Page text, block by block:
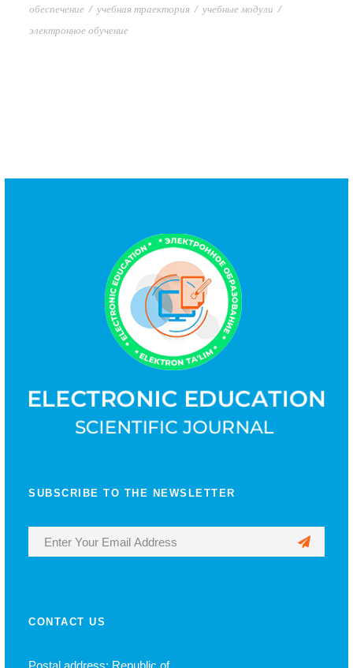
обеспечение / учебная траектория / учебные модули /
электронное обучение
SUBSCRIBE TO THE NEWSLETTER
CONTACT US